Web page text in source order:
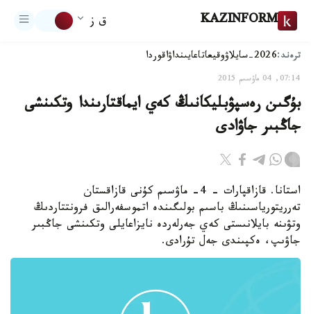
KAZINFORM ق ز
ترەند:2026-سايلاۋ وقيعاتاعايىنداۋاقوردا
07:14, 04 ماۋسىم 2015
بۇگىن رەسپۋبليكانىڭ كەي ايماقتارىندا وتكىنشى
جاڭبىر جاۋادى
استانا. قازاقپارات - 4- ماۋسىم كۇنى قازاقستان
تەرريتورياسىنىڭ باسىم بولىگىندە اتموسفەرالىق فرونتتاردىڭ
وتۋىنە بايلانىستى كەي جەرلەردە نايزاعايلى وتكىنشى جاڭبىر
جاۋىپ، ەكپىندى جەل تۇرادى.